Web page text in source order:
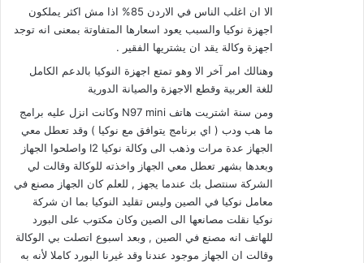
الا ان اغلب الناس في الاردن 85% اذا مش اكثر يملكون
اجهزة نوكيا والسبب يعود اسعارها المتفاوتة بمعنى انه توجد
اجهزة وكالة يقد ان يشتريها الفقير .
وهنالك امر آخر الا وهو تمتع اجهزة النوكيا بالدعم الكامل
للغة العربية وقطع الاجهزة والصيانة الدورية
ومن سنة اشتريت هاتف N97 mini وكانت انزل عليه برامج
ما هب ودب ( اي برنامج يتوافق مع نوكيا ) وقد تعطل معي
الجهاز عدة مرات وذهب الى وكالة نوكيا I2 واصلحوا الجهاز
وبعدها بشهر تعطل معي الجهاز واخذته للوكالة وقالت لي
الشركة سنتصل بك عندما يجهز , للعلم كان الجهاز مصنع في
معامل نوكيا في الصين وليس تقليد النوكيا بما ان شركة
نوكيا نقلت مصانعها الى الصين وكان مكتوب على البورد
للهاتف انه مصنع في الصين , وبعد اسبوع اتصلت بي الوكالة
وقالت ان الجهاز موجود عندنا وقد غيرنا البورد كاملا لأنه به